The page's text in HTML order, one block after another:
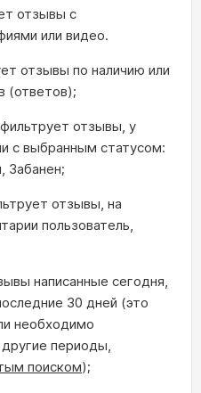
отзывы с
или видео.
отзывы по наличию или
(ответов);
отзывы, у
с выбранным статусом:
Забанен;
отзывы, на
пользователь,
написанные сегодня,
30 дней (это
необходимо
периоды,
поиском);